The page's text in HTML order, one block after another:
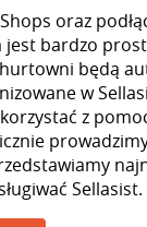
oraz
bardzo
będą
w
z
Sellasist.